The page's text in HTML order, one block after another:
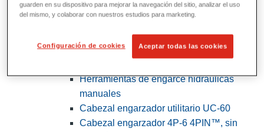
Herramientas de servicios públicos y de
View All Herramientas de servicios
Herramientas de engarce hidráulicas
manuales
Cabezal engarzador utilitario UC-60
Cabezal engarzador 4P-6 4PIN™, sin
guarden en su dispositivo para mejorar la navegación del sitio, analizar el uso
del mismo, y colaborar con nuestros estudios para marketing.
Configuración de cookies Aceptar todas las cookies